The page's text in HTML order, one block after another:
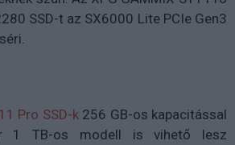
SSD-t az SX6000 Lite PCIe Gen3
Pro SSD-k256 GB-os kapacitással
1 TB-os modell is vihető lesz